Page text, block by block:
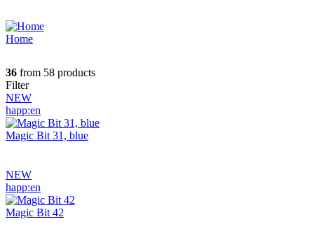
Home
36 from 58 products
Filter
NEW
happ:en
Magic Bit 31, blue
NEW
happ:en
Magic Bit 42